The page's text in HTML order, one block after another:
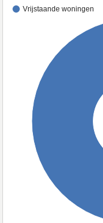
Vrijstaande woningen